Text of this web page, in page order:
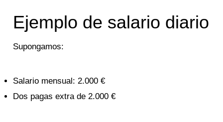
Ejemplo de salario diario
Supongamos:
Salario mensual: 2.000 €
Dos pagas extra de 2.000 €